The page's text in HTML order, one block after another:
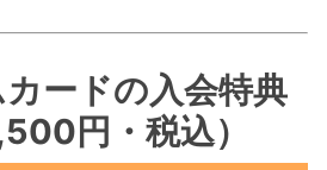
ードの入会特典
円・税込）